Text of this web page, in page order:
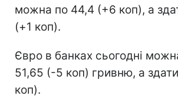
можна по 44,4 (+6 коп), а
(+1 коп).
Євро в банках сьогодні
51,65 (-5 коп) гривню, а
коп).